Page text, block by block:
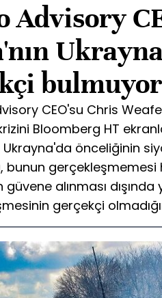
Advisory
CEO'su Chris
Bloomberg HT
Ukrayna'da önceliğinin
bunun gerçekleşmemesi
alınması
gerçekçi